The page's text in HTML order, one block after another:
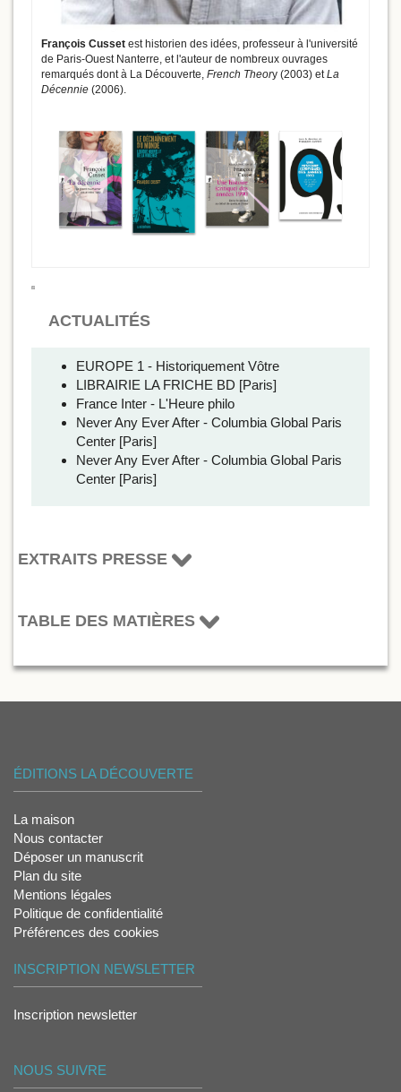
François Cusset est historien des idées, professeur à l'université
de Paris-Ouest Nanterre, et l'auteur de nombreux ouvrages
remarqués dont à La Découverte, French Theory (2003) etLa
Décennie (2006).
ACTUALITÉS
EUROPE 1 - Historiquement Vôtre
LIBRAIRIE LA FRICHE BD [Paris]
France Inter - L'Heure philo
Never Any Ever After - Columbia Global Paris
Center [Paris]
Never Any Ever After - Columbia Global Paris
Center [Paris]
EXTRAITS PRESSE
TABLE DES MATIÈRES
ÉDITIONS LA DÉCOUVERTE
La maison
Nous contacter
Déposer un manuscrit
Plan du site
Mentions légales
Politique de confidentialité
Préférences des cookies
INSCRIPTION NEWSLETTER
Inscription newsletter
NOUS SUIVRE